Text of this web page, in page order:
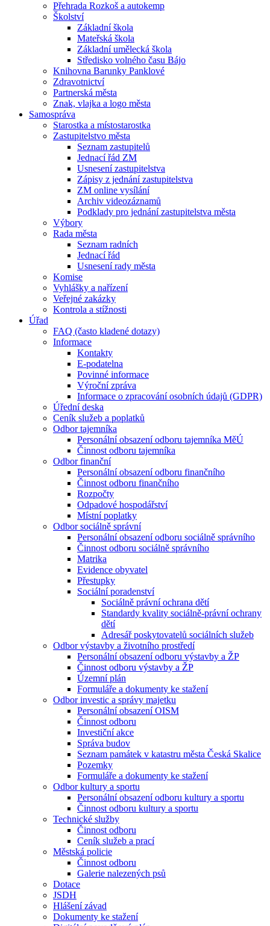
Přehrada Rozkoš a autokemp
Školství
Základní škola
Mateřská škola
Základní umělecká škola
Středisko volného času Bájo
Knihovna Barunky Panklové
Zdravotnictví
Partnerská města
Znak, vlajka a logo města
Samospráva
Starostka a místostarostka
Zastupitelstvo města
Seznam zastupitelů
Jednací řád ZM
Usnesení zastupitelstva
Zápisy z jednání zastupitelstva
ZM online vysílání
Archiv videozáznamů
Podklady pro jednání zastupitelstva města
Výbory
Rada města
Seznam radních
Jednací řád
Usnesení rady města
Komise
Vyhlášky a nařízení
Veřejné zakázky
Kontrola a stížnosti
Úřad
FAQ (často kladené dotazy)
Informace
Kontakty
E-podatelna
Povinné informace
Výroční zpráva
Informace o zpracování osobních údajů (GDPR)
Úřední deska
Ceník služeb a poplatků
Odbor tajemníka
Personální obsazení odboru tajemníka MěÚ
Činnost odboru tajemníka
Odbor finanční
Personální obsazení odboru finančního
Činnost odboru finančního
Rozpočty
Odpadové hospodářství
Místní poplatky
Odbor sociálně správní
Personální obsazení odboru sociálně správního
Činnost odboru sociálně správního
Matrika
Evidence obyvatel
Přestupky
Sociální poradenství
Sociálně právní ochrana dětí
Standardy kvality sociálně-právní ochrany
dětí
Adresář poskytovatelů sociálních služeb
Odbor výstavby a životního prostředí
Personální obsazení odboru výstavby a ŽP
Činnost odboru výstavby a ŽP
Územní plán
Formuláře a dokumenty ke stažení
Odbor investic a správy majetku
Personální obsazení OISM
Činnost odboru
Investiční akce
Správa budov
Seznam památek v katastru města Česká Skalice
Pozemky
Formuláře a dokumenty ke stažení
Odbor kultury a sportu
Personální obsazení odboru kultury a sportu
Činnost odboru kultury a sportu
Technické služby
Činnost odboru
Ceník služeb a prací
Městská policie
Činnost odboru
Galerie nalezených psů
Dotace
JSDH
Hlášení závad
Dokumenty ke stažení